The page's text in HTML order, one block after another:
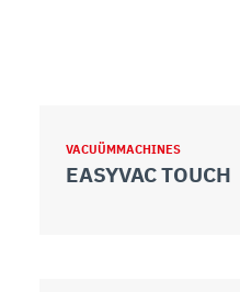
VACUÜMMACHINES
EASYVAC TOUCH